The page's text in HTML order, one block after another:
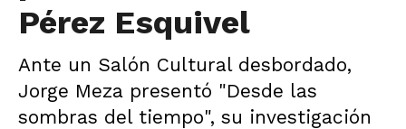
Pérez Esquivel
Ante un Salón Cultural desbordado,
Jorge Meza presentó "Desde las
sombras del tiempo", su investigación